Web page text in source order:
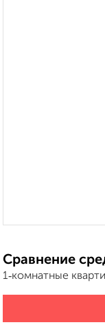
Сравнение
1‑комнатные